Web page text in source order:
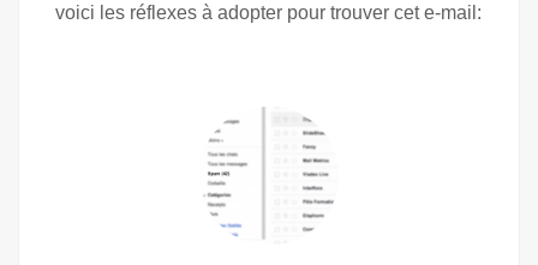
voici les réflexes à adopter pour trouver cet e-mail: